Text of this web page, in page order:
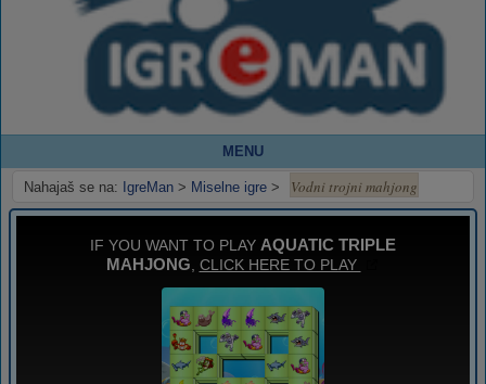
MENU
Nahajaš se na: IgreMan > Miselne igre > Vodni trojni mahjong